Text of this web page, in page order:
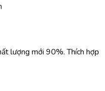
lượng mới 90%. Thích hợp